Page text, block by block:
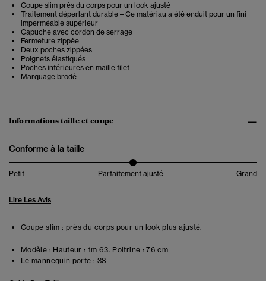
Coupe slim près du corps pour un look ajusté
Traitement déperlant durable – Ce matériau a été enduit pour un fini
imperméable supérieur
Capuche avec cordon de serrage
Fermeture zippée
Deux poches zippées
Poignets élastiqués
Poches intérieures en maille filet
Marquage brodé
Informations taille et coupe
Conforme à la taille
Petit Parfaitement ajusté Grand
Lire Les Avis
Coupe slim : près du corps pour un look plus ajusté.
Modèle : Hauteur : 1m 63. Poitrine : 76 cm
Le mannequin porte : 38